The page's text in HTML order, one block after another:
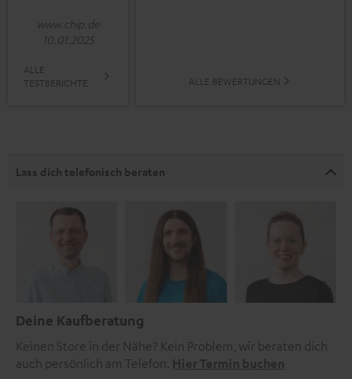
www.chip.de
10.01.2025
ALLE
TESTBERICHTE
ALLE BEWERTUNGEN
Lass dich telefonisch beraten
Deine Kaufberatung
Keinen Store in der Nähe? Kein Problem, wir beraten dich
auch persönlich am Telefon. Hier Termin buchen